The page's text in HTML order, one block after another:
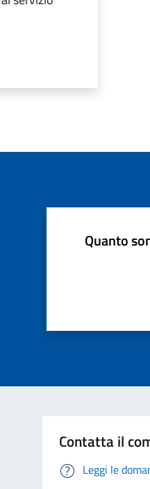
Quanto
Contatta il
Leggi le